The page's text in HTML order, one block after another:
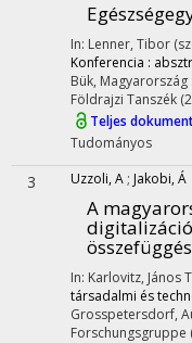
In: Lenner, Tibor
Konferencia :
Bük, Magyarország :
Földrajzi Tanszék
Teljes
Tudományos
3 Uzzoli, A ; Jakobi, Á
A
In: Karlovitz, János
társadalmi és
Grosspetersdorf,
Forschungsgruppe